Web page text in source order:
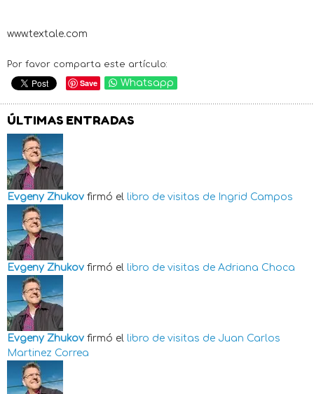
www.textale.com
Por favor comparta este artículo:
Save Whatsapp
ÚLTIMAS ENTRADAS
Evgeny Zhukov firmó el libro de visitas de Ingrid Campos
Evgeny Zhukov firmó el libro de visitas de Adriana Choca
Evgeny Zhukov firmó el libro de visitas de Juan Carlos
Martinez Correa